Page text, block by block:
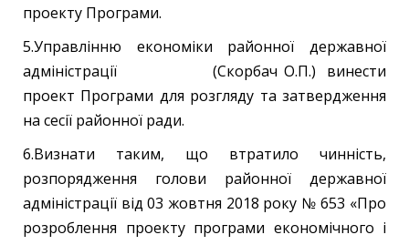
проекту Програми.
5.Управлінню економіки районної державної
адміністрації (Скорбач О.П.) винести
проект Програми для розгляду та затвердження
на сесії районної ради.
6.Визнати таким, що втратило чинність,
розпорядження голови районної державної
адміністрації від 03 жовтня 2018 року № 653 «Про
розроблення проекту програми економічного і